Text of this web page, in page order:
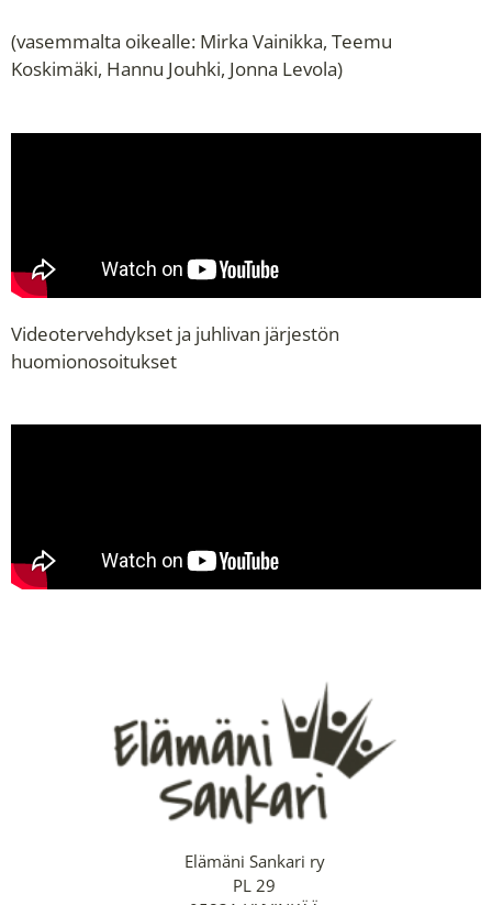
(vasemmalta oikealle: Mirka Vainikka, Teemu
Koskimäki, Hannu Jouhki, Jonna Levola)
Videotervehdykset ja juhlivan järjestön
huomionosoitukset
Elämäni Sankari ry
PL 29